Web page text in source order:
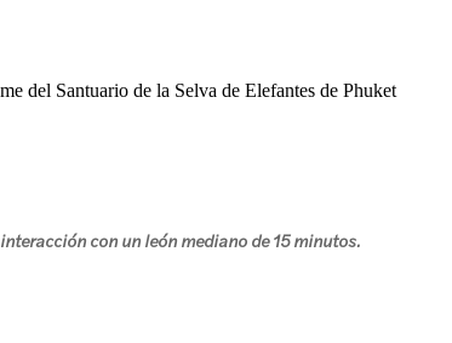
del Santuario de la Selva de Elefantes de Phuket
con un león mediano de 15 minutos.